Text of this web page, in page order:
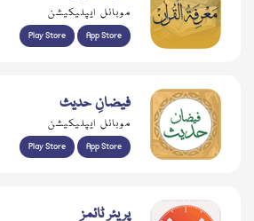
موبائل ایپلیکیشن
Play Store App Store
فیضانِ حدیث
موبائل ایپلیکیشن
Play Store App Store
پریئر ٹائمز